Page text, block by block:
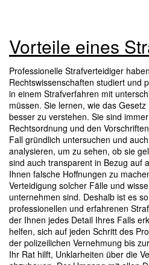
Vorteile eines
Professionelle Strafverteidiger
Rechtswissenschaften studiert und
in einem Strafverfahren mit
müssen. Sie lernen, wie das
besser zu verstehen. Sie sind
Rechtsordnung und den
Fall gründlich untersuchen und
analysieren, um zu sehen, ob sie
sind auch transparent in Bezug auf
Ihnen falsche Hoffnungen zu
Verteidigung solcher Fälle und
unternehmen sind. Deshalb ist es
professionellen und erfahrenen
der Ihnen jedes Detail Ihres Falls
helfen, sich auf jeden Schritt des
der polizeilichen Vernehmung bis
Ihr Rat hilft, Unklarheiten über die